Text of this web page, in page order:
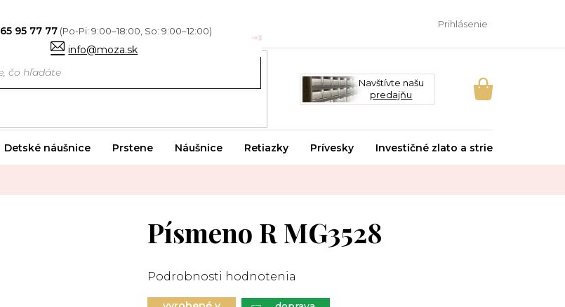
65 95 77 77
info@moza.sk
Prihlásenie
Navštívte našu
predajňu
NÁKUPNÝ
Detské náušnice Prstene Náušnice Retiazky Prívesky Investičné zlato a striebro
Písmeno R MG3528
hodnotenie
produktu
5,0
Podrobnosti hodnotenia